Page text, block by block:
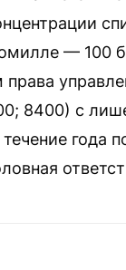
— 100
8400) с
года